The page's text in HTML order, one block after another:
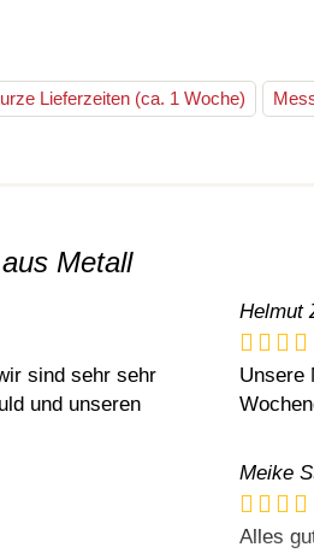
Lieferzeiten (ca. 1 Woche)
Metall
sind sehr sehr
und unseren
Unsere
Alles